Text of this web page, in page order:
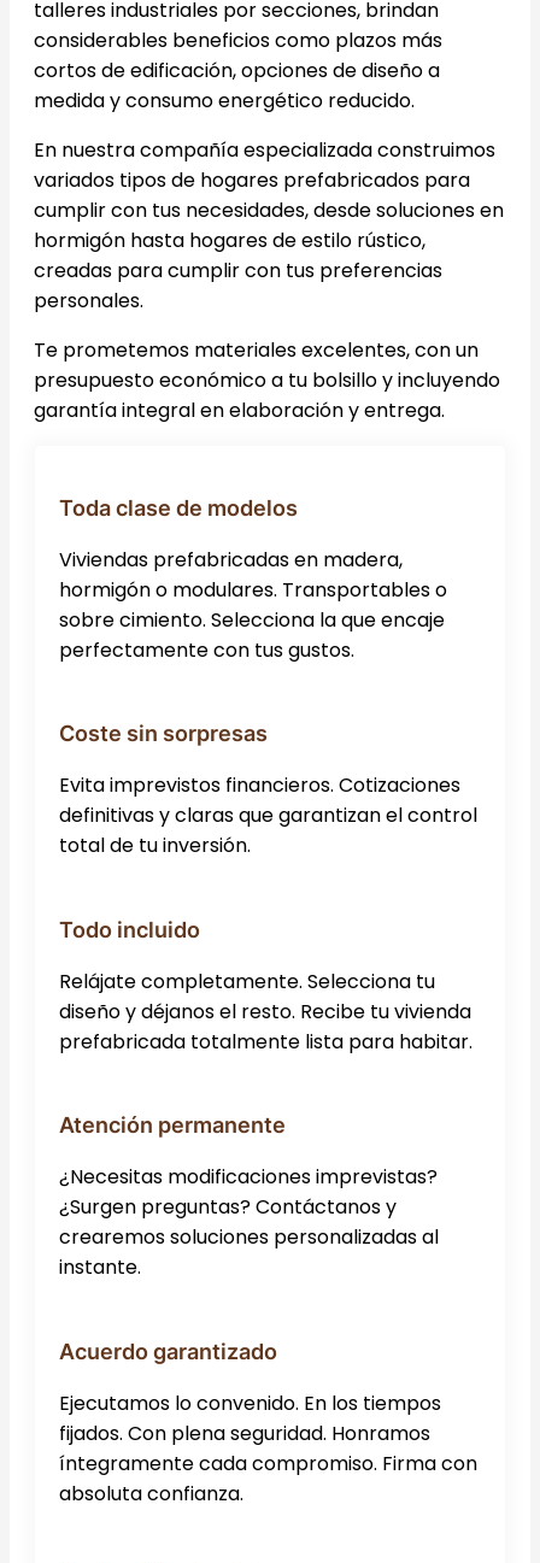
talleres industriales por secciones, brindan
considerables beneficios como plazos más
cortos de edificación, opciones de diseño a
medida y consumo energético reducido.
En nuestra compañía especializada construimos
variados tipos de hogares prefabricados para
cumplir con tus necesidades, desde soluciones en
hormigón hasta hogares de estilo rústico,
creadas para cumplir con tus preferencias
personales.
Te prometemos materiales excelentes, con un
presupuesto económico a tu bolsillo y incluyendo
garantía integral en elaboración y entrega.
Toda clase de modelos
Viviendas prefabricadas en madera,
hormigón o modulares. Transportables o
sobre cimiento. Selecciona la que encaje
perfectamente con tus gustos.
Coste sin sorpresas
Evita imprevistos financieros. Cotizaciones
definitivas y claras que garantizan el control
total de tu inversión.
Todo incluido
Relájate completamente. Selecciona tu
diseño y déjanos el resto. Recibe tu vivienda
prefabricada totalmente lista para habitar.
Atención permanente
¿Necesitas modificaciones imprevistas?
¿Surgen preguntas? Contáctanos y
crearemos soluciones personalizadas al
instante.
Acuerdo garantizado
Ejecutamos lo convenido. En los tiempos
fijados. Con plena seguridad. Honramos
íntegramente cada compromiso. Firma con
absoluta confianza.